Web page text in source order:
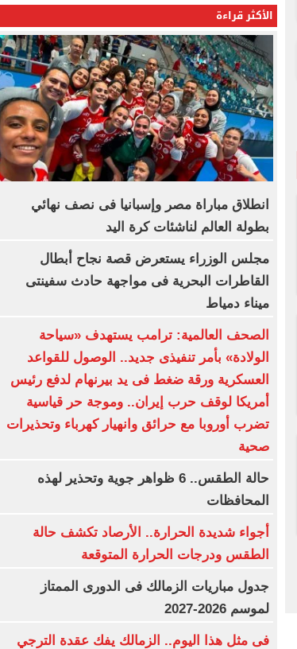
الأكثر قراءة
انطلاق مباراة مصر وإسبانيا فى نصف نهائي
بطولة العالم لناشئات كرة اليد
مجلس الوزراء يستعرض قصة نجاح أبطال
القاطرات البحرية فى مواجهة حادث سفينتى
ميناء دمياط
الصحف العالمية: ترامب يستهدف «سياحة
الولادة» بأمر تنفيذى جديد.. الوصول للقواعد
العسكرية ورقة ضغط فى يد بيرنهام لدفع رئيس
أمريكا لوقف حرب إيران.. وموجة حر قياسية
تضرب أوروبا مع حرائق وانهيار كهرباء وتحذيرات
صحية
حالة الطقس.. 6 ظواهر جوية وتحذير لهذه
المحافظات
أجواء شديدة الحرارة.. الأرصاد تكشف حالة
الطقس ودرجات الحرارة المتوقعة
جدول مباريات الزمالك فى الدورى الممتاز
لموسم 2026-2027
فى مثل هذا اليوم.. الزمالك يفك عقدة الترجي